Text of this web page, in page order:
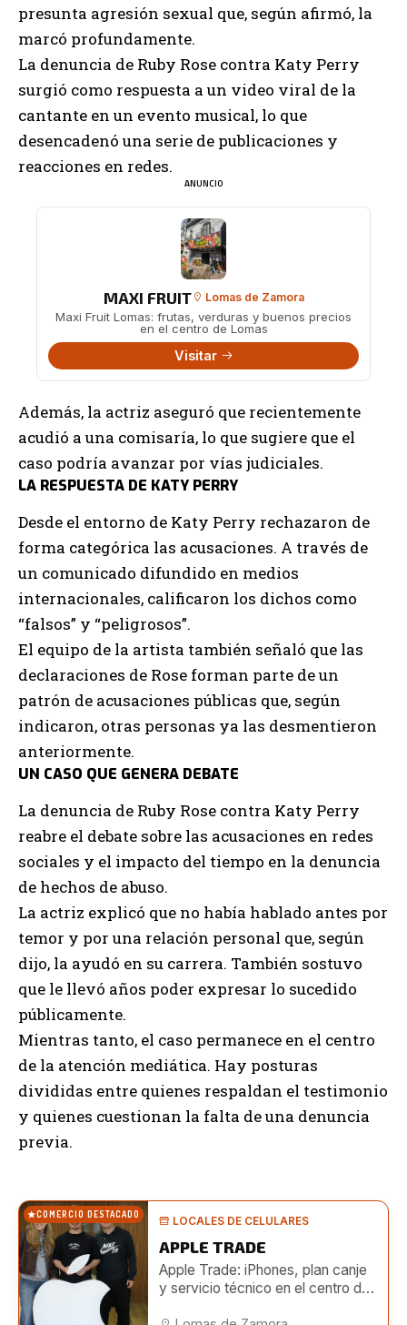
presunta agresión sexual que, según afirmó, la
marcó profundamente.
La denuncia de Ruby Rose contra Katy Perry
surgió como respuesta a un video viral de la
cantante en un evento musical, lo que
desencadenó una serie de publicaciones y
reacciones en redes.
ANUNCIO
MAXI FRUIT Lomas de Zamora
Maxi Fruit Lomas: frutas, verduras y buenos precios
en el centro de Lomas
Visitar
Además, la actriz aseguró que recientemente
acudió a una comisaría, lo que sugiere que el
caso podría avanzar por vías judiciales.
LA RESPUESTA DE KATY PERRY
Desde el entorno de Katy Perry rechazaron de
forma categórica las acusaciones. A través de
un comunicado difundido en medios
internacionales, calificaron los dichos como
“falsos” y “peligrosos”.
El equipo de la artista también señaló que las
declaraciones de Rose forman parte de un
patrón de acusaciones públicas que, según
indicaron, otras personas ya las desmentieron
anteriormente.
UN CASO QUE GENERA DEBATE
La denuncia de Ruby Rose contra Katy Perry
reabre el debate sobre las acusaciones en redes
sociales y el impacto del tiempo en la denuncia
de hechos de abuso.
La actriz explicó que no había hablado antes por
temor y por una relación personal que, según
dijo, la ayudó en su carrera. También sostuvo
que le llevó años poder expresar lo sucedido
públicamente.
Mientras tanto, el caso permanece en el centro
de la atención mediática. Hay posturas
divididas entre quienes respaldan el testimonio
y quienes cuestionan la falta de una denuncia
previa.
COMERCIO DESTACADO LOCALES DE CELULARES
APPLE TRADE
Apple Trade: iPhones, plan canje
y servicio técnico en el centro de